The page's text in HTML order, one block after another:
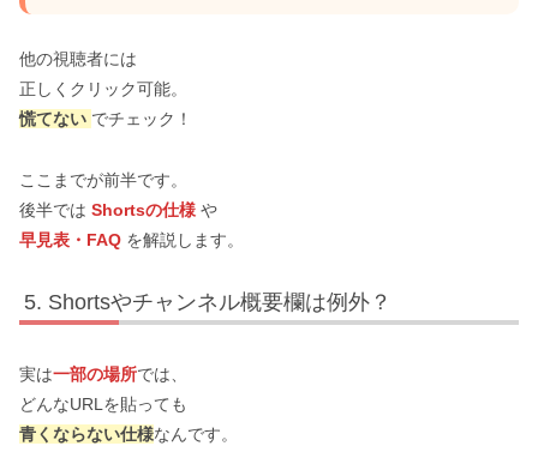
他の視聴者には
正しくクリック可能。
慌てない でチェック！
ここまでが前半です。
後半では Shortsの仕様 や
早見表・FAQ を解説します。
Shortsやチャンネル概要欄は例外？
実は一部の場所では、
どんなURLを貼っても
青くならない仕様なんです。